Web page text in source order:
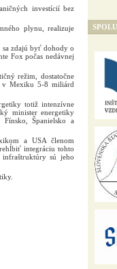
investícií bez
plynu, realizuje
sa zdajú byť dohody o
Fox počas nedávnej
režim, dostatočne
v Mexiku 5-8 miliárd
totiž intenzívne
minister energetiky
Španielsko a
a USA členom
integráciu tohto
sú jeho